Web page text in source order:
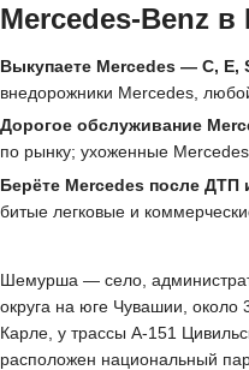
Mercedes-Benz
Выкупаете Mercedes — C, E,
внедорожники Mercedes,
Дорогое обслуживание
по рынку; ухоженные
Берёте Mercedes после ДТП
битые легковые и
Шемурша — село,
округа на юге Чувашии,
Карле, у трассы А-151
расположен национальный